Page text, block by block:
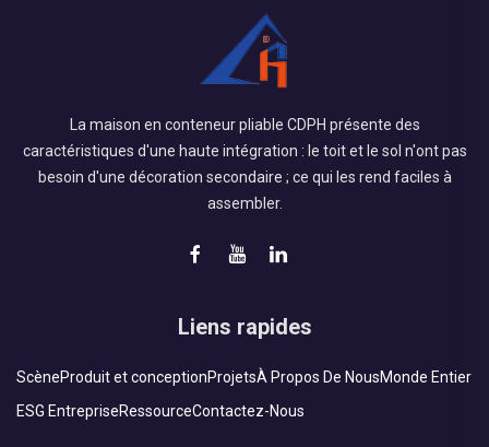
La maison en conteneur pliable CDPH présente des
caractéristiques d'une haute intégration : le toit et le sol n'ont pas
besoin d'une décoration secondaire ; ce qui les rend faciles à
assembler.
Liens rapides
ScèneProduit et conceptionProjetsÀ Propos De NousMonde Entier
ESG EntrepriseRessourceContactez-Nous